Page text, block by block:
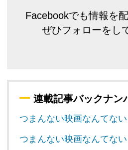
Facebookでも情報を
ぜひフォローをし
連載記事バックナン
つまんない映画なんてな
つまんない映画なんてな